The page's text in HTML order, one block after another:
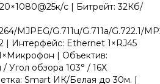
с | Битрейт: 32Кб/
MJPEG/G.711u/G.711a/G.722.1/
| Интерфейс: Ethernet 1×RJ45
| Объектив:
обзора 103° / 16X
Smart ИК/Белая до 30м. |